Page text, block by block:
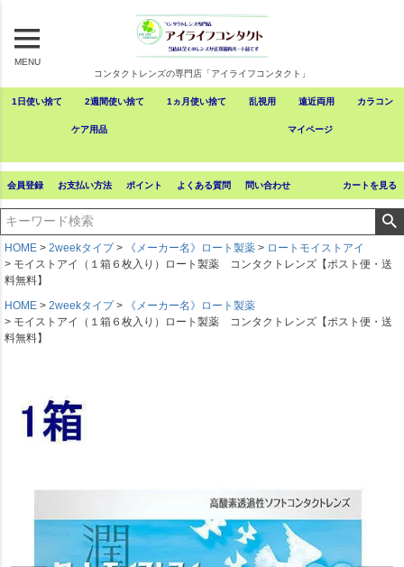
MENU
コンタクトレンズの専門店「アイライフコンタクト」
1日使い捨て 2週間使い捨て 1ヵ月使い捨て 乱視用 遠近両用 カラコン
ケア用品 マイページ
会員登録 お支払い方法 ポイント よくある質問 問い合わせ カートを見る
HOME 2weekタイプ 《メーカー名》ロート製薬
ロートモイストアイ
モイストアイ（１箱６枚入り）ロート製薬 コンタクトレンズ【ポスト便・送
料無料】
HOME
2weekタイプ
《メーカー名》ロート製薬
モイストアイ（１箱６枚入り）ロート製薬 コンタクトレンズ【ポスト便・送
料無料】